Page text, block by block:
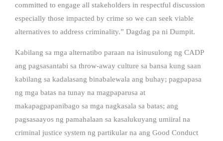
committed to engage all stakeholders in respectful discussion
especially those impacted by crime so we can seek viable
alternatives to address criminality.” Dagdag pa ni Dumpit.
Kabilang sa mga alternatibo paraan na isinusulong ng CADP
ang pagsasantabi sa throw-away culture sa bansa kung saan
kabilang sa kadalasang binabalewala ang buhay; pagpapasa
ng mga batas na tunay na magpaparusa at
makapagpapanibago sa mga nagkasala sa batas; ang
pagsasaayos ng pamahalaan sa kasalukuyang umiiral na
criminal justice system ng partikular na ang Good Conduct